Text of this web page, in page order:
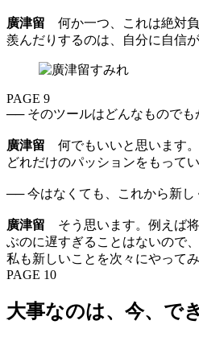
廣津留 何か一つ、これは絶対
羨んだりするのは、自分に自信
PAGE 9
── そのツールはどんなものでも
廣津留 何でもいいと思います
どれだけのパッションをもって
── 今はなくても、これから新し
廣津留 そう思います。例えば
ぶのに遅すぎることはないので、
私も新しいことを次々にやってみ
PAGE 10
大事なのは、今、で